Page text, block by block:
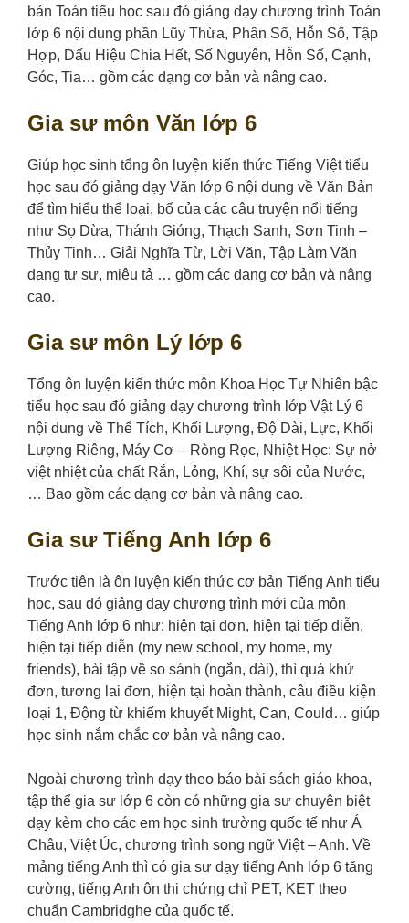
bản Toán tiểu học sau đó giảng dạy chương trình Toán
lớp 6 nội dung phần Lũy Thừa, Phân Số, Hỗn Số, Tập
Hợp, Dấu Hiệu Chia Hết, Số Nguyên, Hỗn Số, Cạnh,
Góc, Tia… gồm các dạng cơ bản và nâng cao.
Gia sư môn Văn lớp 6
Giúp học sinh tổng ôn luyện kiến thức Tiếng Việt tiểu
học sau đó giảng dạy Văn lớp 6 nội dung về Văn Bản
để tìm hiểu thể loại, bố của các câu truyện nổi tiếng
như Sọ Dừa, Thánh Gióng, Thạch Sanh, Sơn Tinh –
Thủy Tinh… Giải Nghĩa Từ, Lời Văn, Tập Làm Văn
dạng tự sự, miêu tả … gồm các dạng cơ bản và nâng
cao.
Gia sư môn Lý lớp 6
Tổng ôn luyện kiến thức môn Khoa Học Tự Nhiên bậc
tiểu học sau đó giảng dạy chương trình lớp Vật Lý 6
nội dung về Thể Tích, Khối Lượng, Độ Dài, Lực, Khối
Lượng Riêng, Máy Cơ – Ròng Rọc, Nhiệt Học: Sự nở
việt nhiệt của chất Rắn, Lỏng, Khí, sự sôi của Nước,
… Bao gồm các dạng cơ bản và nâng cao.
Gia sư Tiếng Anh lớp 6
Trước tiên là ôn luyện kiến thức cơ bản Tiếng Anh tiểu
học, sau đó giảng dạy chương trình mới của môn
Tiếng Anh lớp 6 như: hiện tại đơn, hiện tại tiếp diễn,
hiện tại tiếp diễn (my new school, my home, my
friends), bài tập về so sánh (ngắn, dài), thì quá khứ
đơn, tương lai đơn, hiện tại hoàn thành, câu điều kiện
loại 1, Động từ khiếm khuyết Might, Can, Could… giúp
học sinh nắm chắc cơ bản và nâng cao.
Ngoài chương trình dạy theo báo bài sách giáo khoa,
tập thể gia sư lớp 6 còn có những gia sư chuyên biệt
dạy kèm cho các em học sinh trường quốc tế như Á
Châu, Việt Úc, chương trình song ngữ Việt – Anh. Về
mảng tiếng Anh thì có gia sư dạy tiếng Anh lớp 6 tăng
cường, tiếng Anh ôn thi chứng chỉ PET, KET theo
chuẩn Cambridghe của quốc tế.